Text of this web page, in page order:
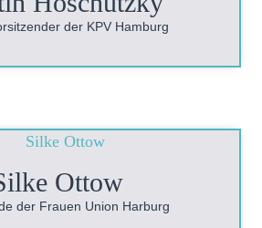
der KPV Hamburg
Ottow
der Frauen Union Harburg